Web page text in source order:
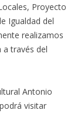
Proyecto
Igualdad del
realizamos
través del
Antonio
visitar